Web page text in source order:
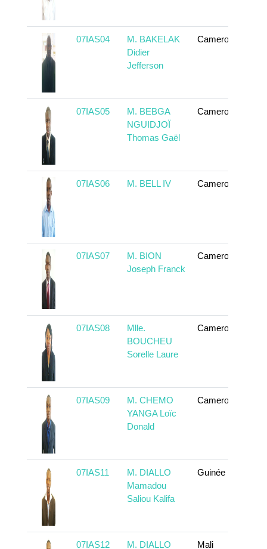
07IAS04
M. BAKELAK
Didier
Jefferson
Cameroun
07IAS05
M. BEBGA
NGUIDJOÏ
Thomas Gaël
Cameroun
07IAS06 M. BELL IV Cameroun
07IAS07
M. BION
Joseph Franck
Cameroun
07IAS08
Mlle.
BOUCHEU
Sorelle Laure
Cameroun
07IAS09
M. CHEMO
YANGA Loïc
Donald
Cameroun
07IAS11
M. DIALLO
Mamadou
Saliou Kalifa
Guinée
07IAS12 M. DIALLO Mali